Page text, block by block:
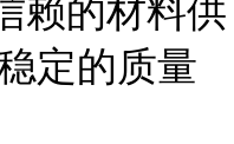
赖的材料供
定的质量